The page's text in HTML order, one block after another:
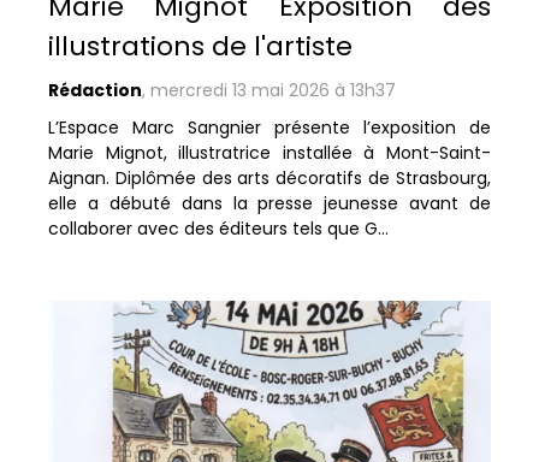
illustrations de l'artiste
Rédaction, mercredi 13 mai 2026 à 13h37
L’Espace Marc Sangnier présente l’exposition de
Marie Mignot, illustratrice installée à Mont-Saint-
Aignan. Diplômée des arts décoratifs de Strasbourg,
elle a débuté dans la presse jeunesse avant de
collaborer avec des éditeurs tels que G...